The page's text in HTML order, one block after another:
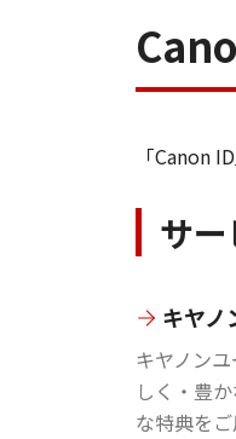
「Canon
サ
キヤノ
キヤノン
しく・豊
な特典をご